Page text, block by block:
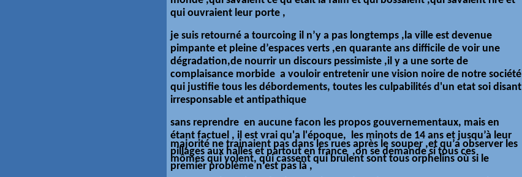
qui ouvraient leur porte ,
je suis retourné a tourcoing il n’y a pas longtemps ,la ville est devenue
pimpante et pleine d’espaces verts ,en quarante ans difficile de voir une
dégradation,de nourrir un discours pessimiste ,il y a une sorte de
complaisance morbide a vouloir entretenir une vision noire de notre société
qui justifie tous les débordements, toutes les culpabilités d'un etat soi disant
irresponsable et antipathique
sans reprendre en aucune facon les propos gouvernementaux, mais en
étant factuel , il est vrai qu'a l'époque, les minots de 14 ans et jusqu’à leur
majorité ne trainaient pas dans les rues après le souper ,et qu’a observer les
pillages aux halles et partout en france ,on se demande si tous ces
mômes qui volent, qui cassent qui brulent sont tous orphelins où si le
premier problème n’est pas là ,